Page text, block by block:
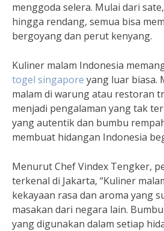
menggoda selera. Mulai dari
hingga rendang, semua bisa
bergoyang dan perut kenyang.
Kuliner malam Indonesia
togel singapore yang luar biasa.
malam di warung atau restoran
menjadi pengalaman yang tak
yang autentik dan bumbu
membuat hidangan Indonesia
Menurut Chef Vindex Tengker,
terkenal di Jakarta, “Kuliner
kekayaan rasa dan aroma yang
masakan dari negara lain.
yang digunakan dalam setiap